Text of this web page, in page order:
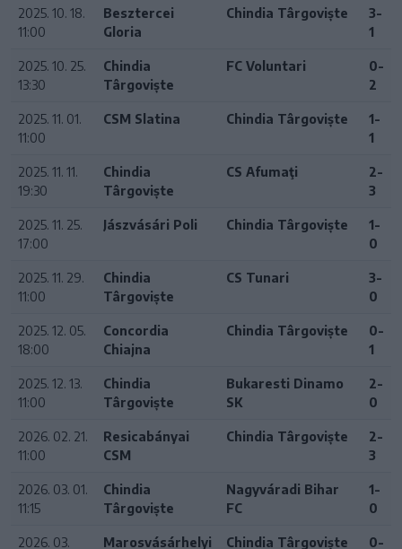
2025. 10. 18.
11:00
Besztercei
Gloria
Chindia Târgoviște
3-
1
2025. 10. 25.
13:30
Chindia
Târgoviște
FC Voluntari
0-
2
2025. 11. 01.
11:00
CSM Slatina Chindia Târgoviște
1-
1
2025. 11. 11.
19:30
Chindia
Târgoviște
CS Afumaţi
2-
3
2025. 11. 25.
17:00
Jászvásári Poli Chindia Târgoviște
1-
0
2025. 11. 29.
11:00
Chindia
Târgoviște
CS Tunari
3-
0
2025. 12. 05.
18:00
Concordia
Chiajna
Chindia Târgoviște
0-
1
2025. 12. 13.
11:00
Chindia
Târgoviște
Bukaresti Dinamo
SK
2-
0
2026. 02. 21.
11:00
Resicabányai
CSM
Chindia Târgoviște
2-
3
2026. 03. 01.
11:15
Chindia
Târgoviște
Nagyváradi Bihar
FC
1-
0
2026. 03.
Marosvásárhelyi
Chindia Târgoviște
0-